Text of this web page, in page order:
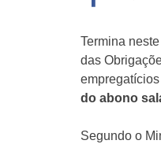
Termina
das
do abono
Segundo o